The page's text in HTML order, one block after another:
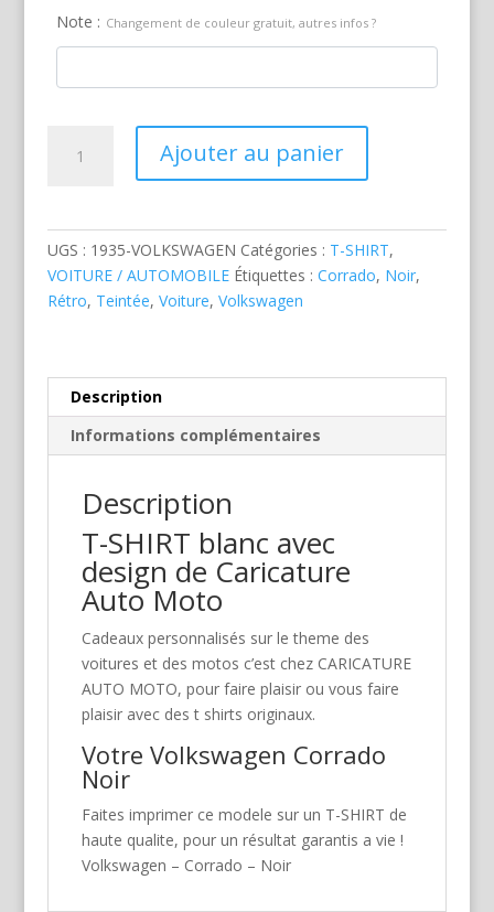
Note : Changement de couleur gratuit, autres infos ?
Ajouter au panier
UGS : 1935-VOLKSWAGEN Catégories : T-SHIRT,
VOITURE / AUTOMOBILE Étiquettes : Corrado, Noir,
Rétro, Teintée, Voiture, Volkswagen
Description
Informations complémentaires
Description
T-SHIRT blanc avec
design de Caricature
Auto Moto
Cadeaux personnalisés sur le theme des
voitures et des motos c’est chez CARICATURE
AUTO MOTO, pour faire plaisir ou vous faire
plaisir avec des t shirts originaux.
Votre Volkswagen Corrado
Noir
Faites imprimer ce modele sur un T-SHIRT de
haute qualite, pour un résultat garantis a vie !
Volkswagen – Corrado – Noir